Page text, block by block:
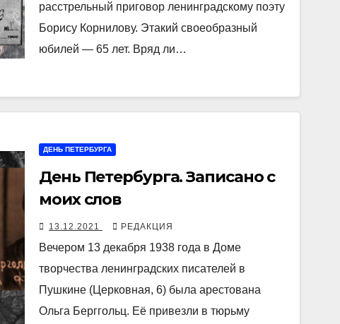
расстрельный приговор ленинградскому поэту
Борису Корнилову. Этакий своеобразный
юбилей ― 65 лет. Вряд ли…
ДЕНЬ ПЕТЕРБУРГА
День Петербурга. Записано с
моих слов
13.12.2021 РЕДАКЦИЯ
Вечером 13 декабря 1938 года в Доме
творчества ленинградских писателей в
Пушкине (Церковная, 6) была арестована
Ольга Берггольц. Её привезли в тюрьму